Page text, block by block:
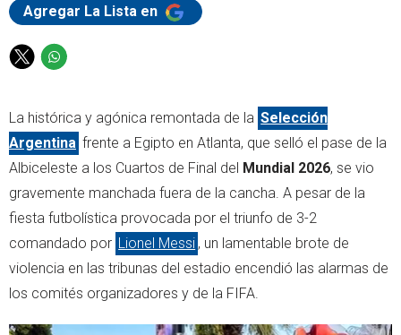
Agregar La Lista en
T
t
t
e
r
W
t
s
a
p
p
La histórica y agónica remontada de la Selección
Argentina frente a Egipto en Atlanta, que selló el pase de la
Albiceleste a los Cuartos de Final del Mundial 2026, se vio
gravemente manchada fuera de la cancha. A pesar de la
fiesta futbolística provocada por el triunfo de 3-2
comandado por Lionel Messi , un lamentable brote de
violencia en las tribunas del estadio encendió las alarmas de
los comités organizadores y de la FIFA.